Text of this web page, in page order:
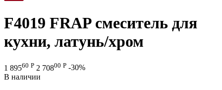
F4019 FRAP смеситель для
кухни, латунь/хром
1 89560 Р 2 70800 Р -30%
В наличии